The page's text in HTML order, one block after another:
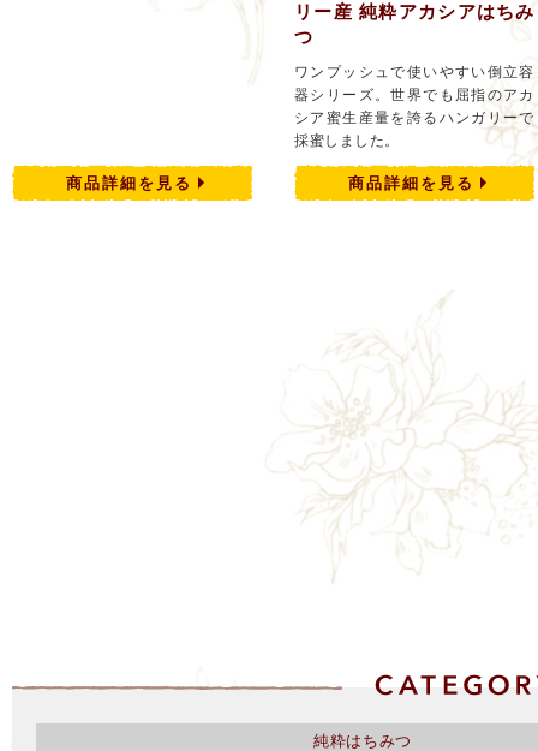
商品詳細を見る
リー産 純粋アカシアはちみ
つ
ワンプッシュで使いやすい倒立容
器シリーズ。世界でも屈指のアカ
シア蜜生産量を誇るハンガリーで
採蜜しました。
商品詳細を見る
純粋はちみつ